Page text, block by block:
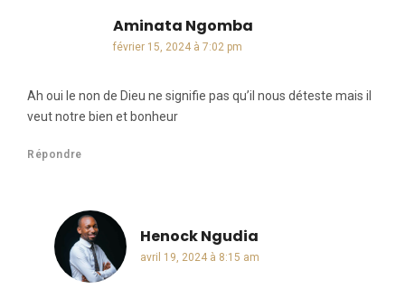
Aminata Ngomba
février 15, 2024 à 7:02 pm
Ah oui le non de Dieu ne signifie pas qu’il nous déteste mais il
veut notre bien et bonheur
Répondre
Henock Ngudia
avril 19, 2024 à 8:15 am